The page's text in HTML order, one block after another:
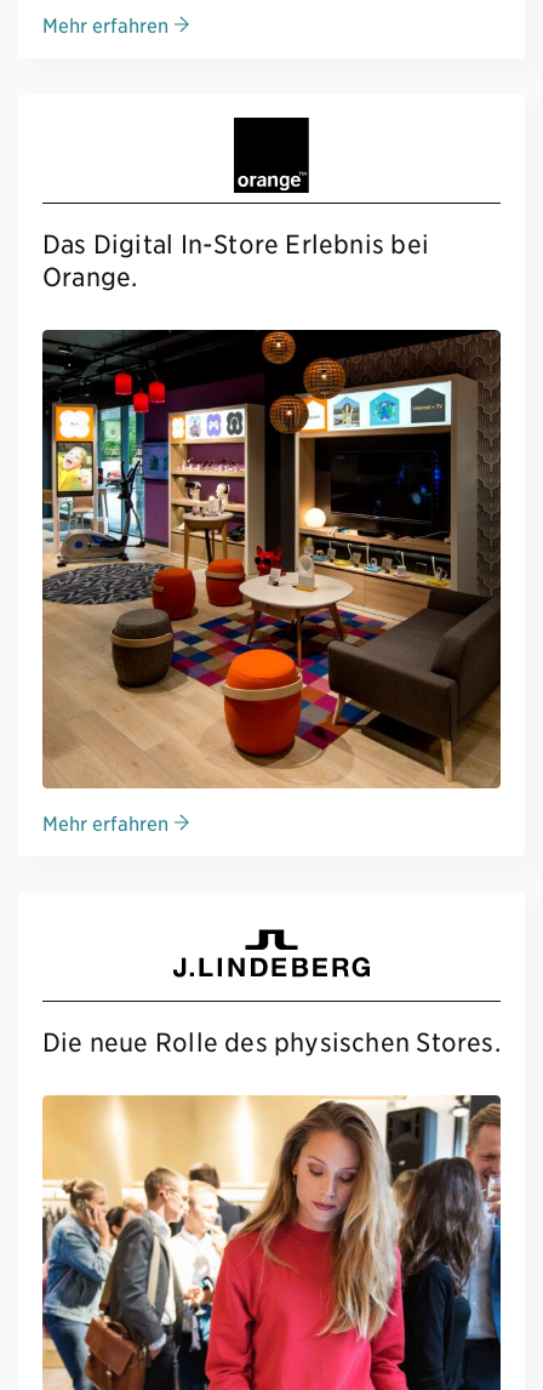
Mehr erfahren
Das Digital In-Store Erlebnis bei
Orange.
Mehr erfahren
Die neue Rolle des physischen Stores.